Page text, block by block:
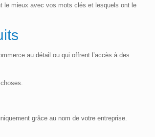
le mieux avec vos mots clés et lesquels ont le
au détail ou qui offrent l’accès à des
grâce au nom de votre entreprise.